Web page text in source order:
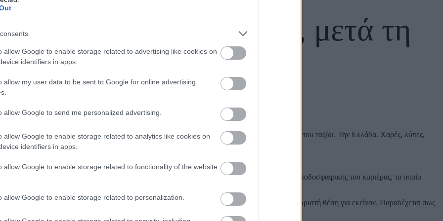
allow Google to enable storage related to advertising like cookies on
identifiers in apps.
allow my user data to be sent to Google for online advertising
allow Google to send me personalized advertising.
allow Google to enable storage related to analytics like cookies on
identifiers in apps.
allow Google to enable storage related to functionality of the website
allow Google to enable storage related to personalization.
τον Παναθηναϊκό, μετά τη
βόλτα»
Μαντσίνι στο Gazzetta
σε ένα αγαπημένο του μέρος, στη χώρα που αγάπησε βαθιά μέσα από το ποδοσφαιρικό του ταξίδι. Την Ελλάδα. Χαρές, λύπες,
και τη φανέλα του
στην Αθήνα για το «τριφύλλι» και τον
πρώτη του συνέντευξη από την ημέρα που έκλεισε ο κύκλος του στους «πράσινους».
φόρεσε για πρώτη φορά την κίτρινη φανέλα και άνοιξε ένα νέο κεφάλαιο στο βιβλίο της ποδοσφαιρικής του καριέρας, το οποίο
πίεση για άμεσα αποτελέσματα και φυσικά τα ντέρμπι με τον ΠΑΟΚ, τα οποία έχουν ξεχωριστή θέση για εκείνον. Παραδέχεται πως
που τον βοήθησε να ανθίσει.